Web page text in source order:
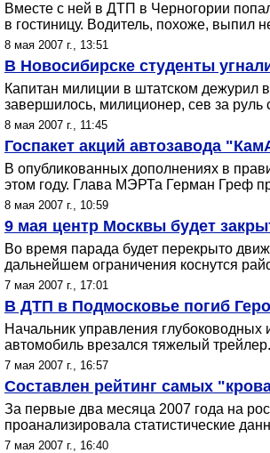
Вместе с ней в ДТП в Черногории
в гостиницу. Водитель, похоже, выпил
8 мая 2007 г., 13:51
В Новосибирске студенты
Капитан милиции в штатском дежурил
завершилось, милиционер, сев за
8 мая 2007 г., 11:45
Госпакет акций автозавода
В опубликованных дополнениях в
этом году. Глава МЭРТа Герман Греф
8 мая 2007 г., 10:59
9 мая центр Москвы будет
Во время парада будет перекрыто
дальнейшем ограничения коснутся
7 мая 2007 г., 17:01
В ДТП в Подмосковье погиб
Начальник управления
автомобиль врезался тяжелый трейлер.
7 мая 2007 г., 16:57
Составлен рейтинг самых
За первые два месяца 2007 года на
проанализировала статистические
7 мая 2007 г., 16:40